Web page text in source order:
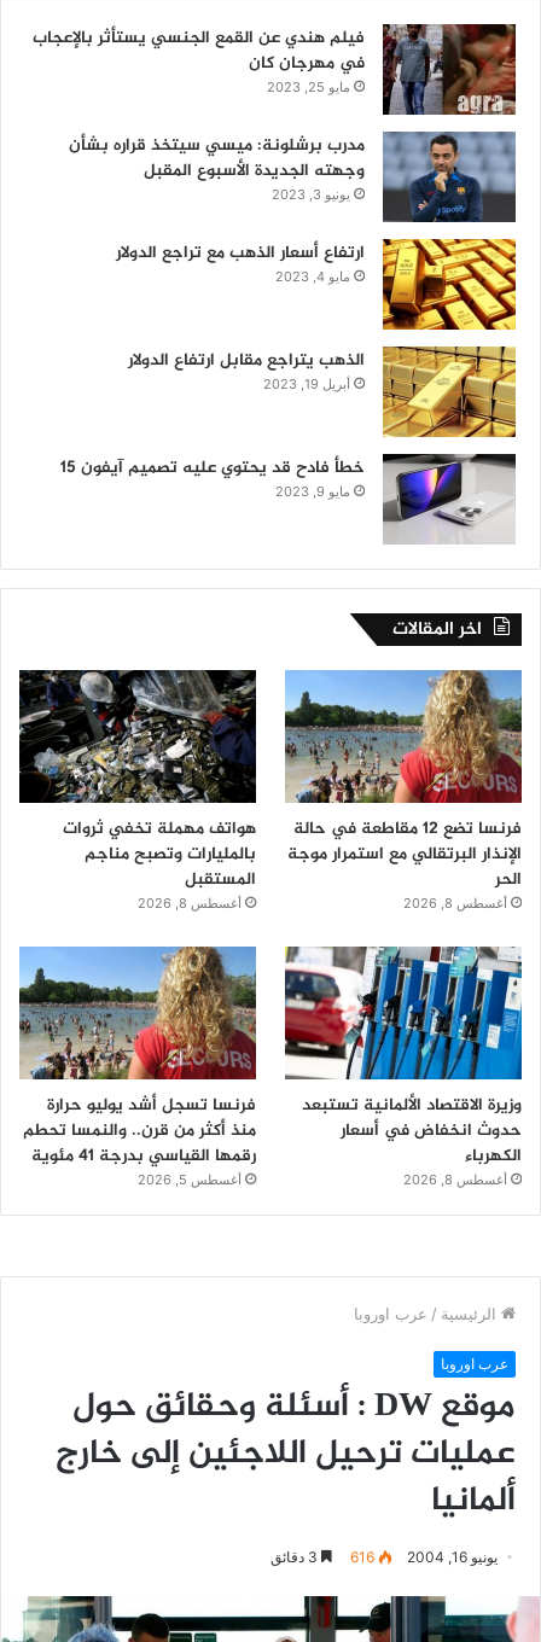
فيلم هندي عن القمع الجنسي يستأثر بالإعجاب
في مهرجان كان
مايو 25, 2023
مدرب برشلونة: ميسي سيتخذ قراره بشأن
وجهته الجديدة الأسبوع المقبل
يونيو 3, 2023
ارتفاع أسعار الذهب مع تراجع الدولار
مايو 4, 2023
الذهب يتراجع مقابل ارتفاع الدولار
أبريل 19, 2023
خطأ فادح قد يحتوي عليه تصميم آيفون 15
مايو 9, 2023
اخر المقالات
فرنسا تضع 12 مقاطعة في حالة
الإنذار البرتقالي مع استمرار موجة
الحر
أغسطس 8, 2026
هواتف مهملة تخفي ثروات
بالمليارات وتصبح مناجم
المستقبل
أغسطس 8, 2026
وزيرة الاقتصاد الألمانية تستبعد
حدوث انخفاض في أسعار
الكهرباء
أغسطس 8, 2026
فرنسا تسجل أشد يوليو حرارة
منذ أكثر من قرن.. والنمسا تحطم
رقمها القياسي بدرجة 41 مئوية
أغسطس 5, 2026